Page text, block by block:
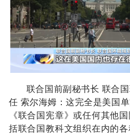
联合国前副秘书长 联合
任 索尔海姆：这完全是美国
《联合国宪章》或任何其他
括联合国教科文组织在内的各